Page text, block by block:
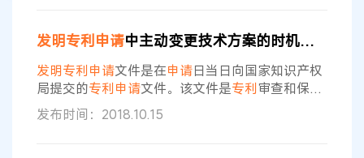
件，占该领域中国专利申请总量的26%左右，专利
技术较为集中地掌握在汽车行业的领先企业手中。
专利申请量排名前十位的 申请人中，除
发明专利申请中主动变更技术方案的时机和技巧
发明专利申请文件是在申请日当日向国家知识产权
局提交的专利申请文件。该文件是专利审查和保护
的基础性文件，主要包括说明书、权利要求书等几
个部分（下称原申请文件）。但是，
发布时间：2018.10.15